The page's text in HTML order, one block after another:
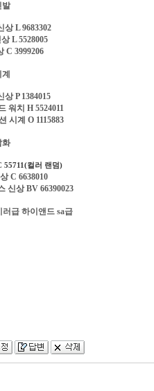
발
L 9683302
L 5528005
C 3999206
P 1384015
워치 H 5524011
시계 O 1115883
화
55711(컬러 랜덤)
C 6638010
신상 BV 66390023
급 하이앤드 sa급